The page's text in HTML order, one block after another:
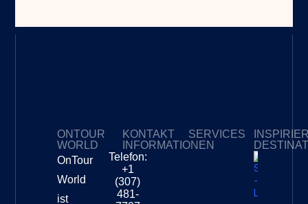
ONTOUR
WORLD
OnTour
World
ist
KONTAKT
INFORMATIONEN
Telefon:
+1
(307)
481-
SERVICES